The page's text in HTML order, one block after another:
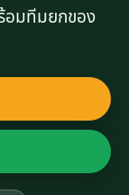
อมทีมยกของ